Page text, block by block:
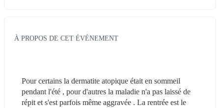
À PROPOS DE CET ÉVÉNEMENT
Pour certains la dermatite atopique était en sommeil
pendant l'été , pour d'autres la maladie n'a pas laissé de
répit et s'est parfois même aggravée . La rentrée est le